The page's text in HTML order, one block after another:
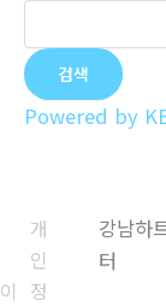
검색
Powered by
이
개
인
정
강남하
터